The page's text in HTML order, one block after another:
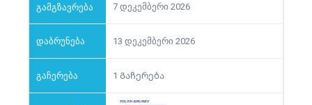
7 დეკემბერი 2026
13 დეკემბერი 2026
1 Გაჩერება